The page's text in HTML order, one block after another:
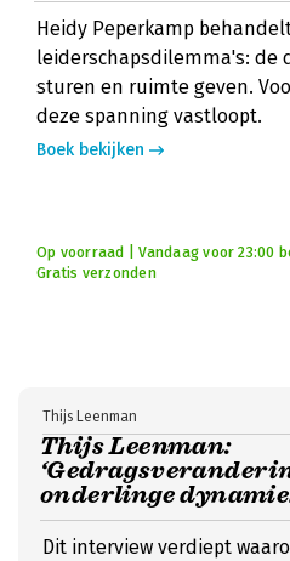
Heidy Peperkamp
leiderschapsdilemma's: de
sturen en ruimte geven.
deze spanning vastloopt.
Boek bekijken
Op voorraad | Vandaag voor 23:00
Gratis verzonden
Thijs Leenman:
onderlinge
Thijs Leenman
Dit interview verdiept